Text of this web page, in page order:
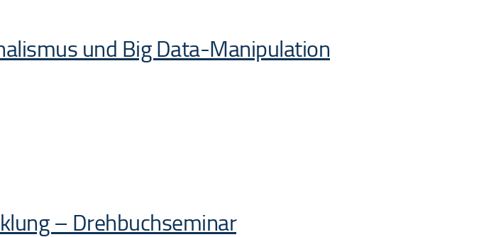
und Big Data-Manipulation
– Drehbuchseminar